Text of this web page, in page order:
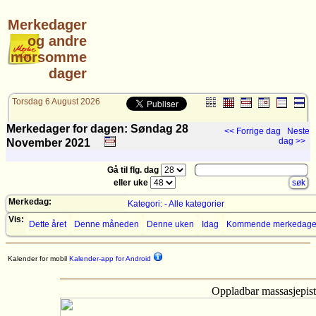
Merkedager
og andre
morsomme
dager
Torsdag 6 August 2026
Merkedager for dagen: Søndag 28
November 2021
<< Forrige dag
Neste
dag >>
Gå til flg. dag
eller uke
Merkedag:
Kategori: - Alle kategorier
Vis:
Dette året Denne måneden Denne uken Idag Kommende
Kalender for mobil Kalender-app for Android
Oppladbar